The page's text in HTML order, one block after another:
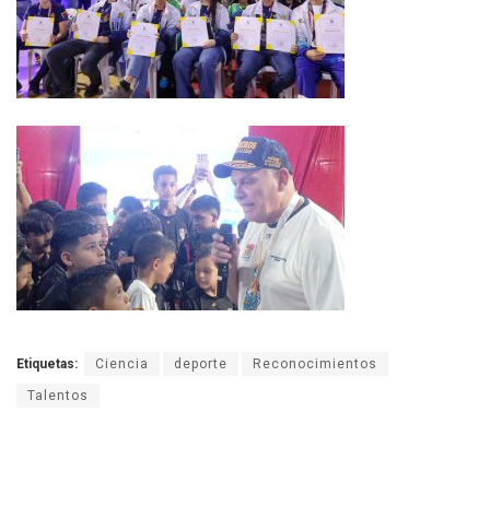
Etiquetas: Ciencia deporte Reconocimientos
Talentos